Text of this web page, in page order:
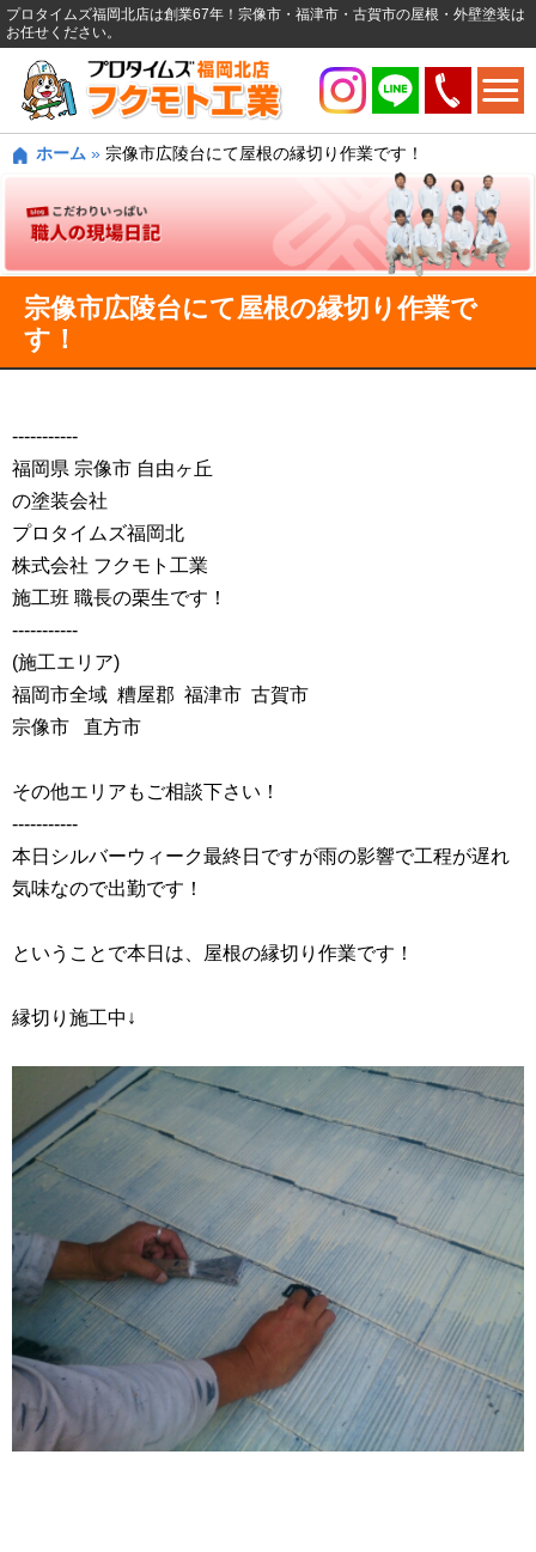
プロタイムズ福岡北店は創業67年！宗像市・福津市・古賀市の屋根・外壁塗装は
お任せください。
ホーム » 宗像市広陵台にて屋根の縁切り作業です！
宗像市広陵台にて屋根の縁切り作業で
す！
‐‐‐‐‐‐‐‐‐‐‐
福岡県 宗像市 自由ヶ丘
の塗装会社
プロタイムズ福岡北
株式会社 フクモト工業
施工班 職長の栗生です！
‐‐‐‐‐‐‐‐‐‐‐
(施工エリア)
福岡市全域 糟屋郡 福津市 古賀市
宗像市 直方市
その他エリアもご相談下さい！
‐‐‐‐‐‐‐‐‐‐‐
本日シルバーウィーク最終日ですが雨の影響で工程が遅れ
気味なので出勤です！
ということで本日は、屋根の縁切り作業です！
縁切り施工中↓